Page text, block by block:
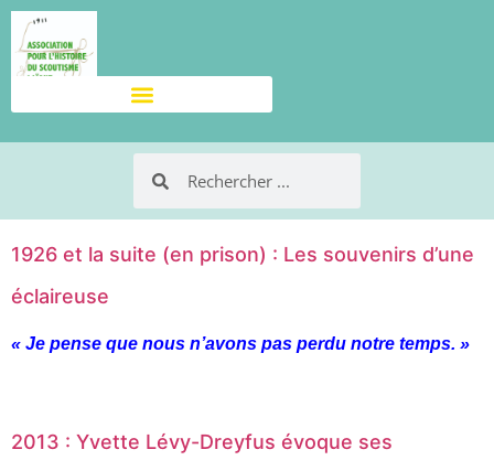
1926 et la suite (en prison) : Les souvenirs d’une
éclaireuse
« Je pense que nous n’avons pas perdu notre temps. »
2013 : Yvette Lévy-Dreyfus évoque ses